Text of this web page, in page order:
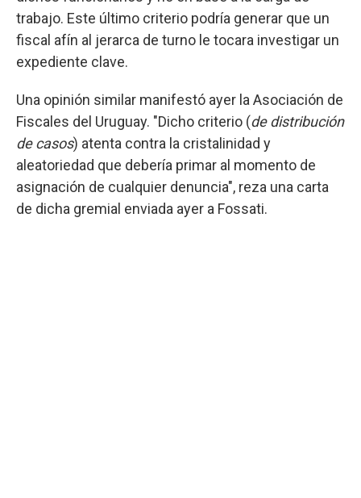
trabajo. Este último criterio podría generar que un
fiscal afín al jerarca de turno le tocara investigar un
expediente clave.
Una opinión similar manifestó ayer la Asociación de
Fiscales del Uruguay. "Dicho criterio (de distribución
de casos) atenta contra la cristalinidad y
aleatoriedad que debería primar al momento de
asignación de cualquier denuncia", reza una carta
de dicha gremial enviada ayer a Fossati.